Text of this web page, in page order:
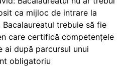
ca mijloc de intrare la
trebuie să fie
care certifică competențele
ai după parcursul unui
obligatoriu